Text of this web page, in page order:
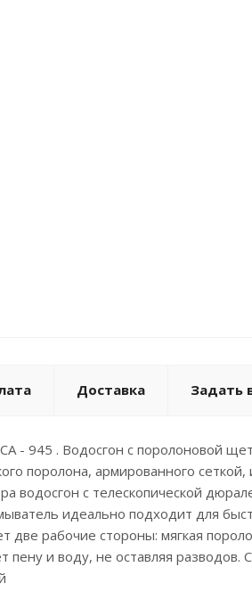
Доставка Задать
CA - 945 . Водосгон с
поролона, армированного
водосгон с телескопической
идеально подходит для
две рабочие стороны: мягкая
пену и воду, не оставляя